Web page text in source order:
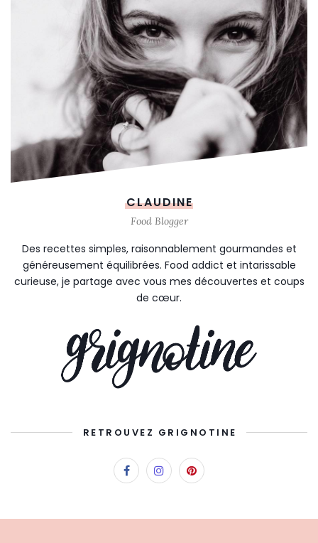
CLAUDINE
Food Blogger
Des recettes simples, raisonnablement gourmandes et
généreusement équilibrées. Food addict et intarissable
curieuse, je partage avec vous mes découvertes et coups
de cœur.
RETROUVEZ GRIGNOTINE